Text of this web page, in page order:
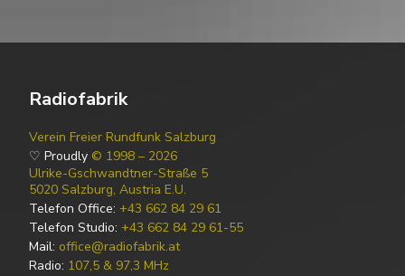
Radiofabrik
Verein Freier Rundfunk Salzburg
♡ Proudly © 1998 – 2026
Ulrike-Gschwandtner-Straße 5
5020 Salzburg, Austria E.U.
Telefon Office: +43 662 84 29 61
Telefon Studio: +43 662 84 29 61-55
Mail: office@radiofabrik.at
Radio: 107,5 & 97,3 MHz